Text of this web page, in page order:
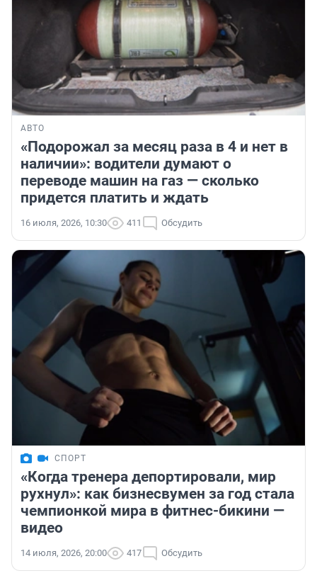
АВТО
«Подорожал за месяц раза в 4 и нет в
наличии»: водители думают о
переводе машин на газ — сколько
придется платить и ждать
16 июля, 2026, 10:30 411 Обсудить
СПОРТ
«Когда тренера депортировали, мир
рухнул»: как бизнесвумен за год стала
чемпионкой мира в фитнес-бикини —
видео
14 июля, 2026, 20:00 417 Обсудить